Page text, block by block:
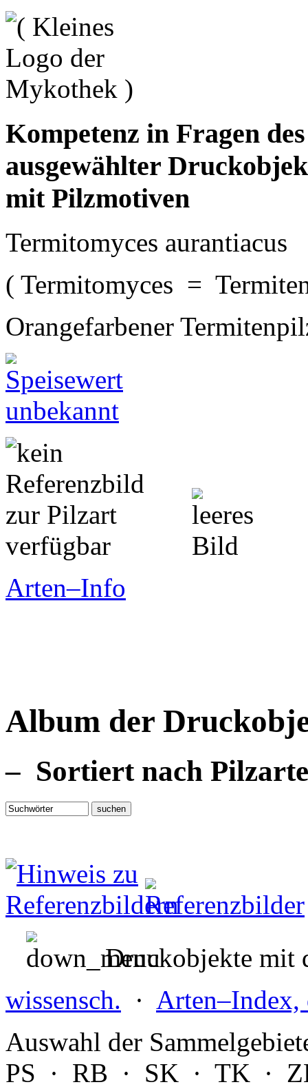
Kompetenz in Fragen
ausgewählter
mit Pilzmotiven
Termitomyces aurantiacus
( Termitomyces =
Orangefarbener
Arten–Info
Album der
– Sortiert nach
Druckobjekte mit
wissensch. · Arten–Index,
Auswahl der
PS · RB · SK · TK ·